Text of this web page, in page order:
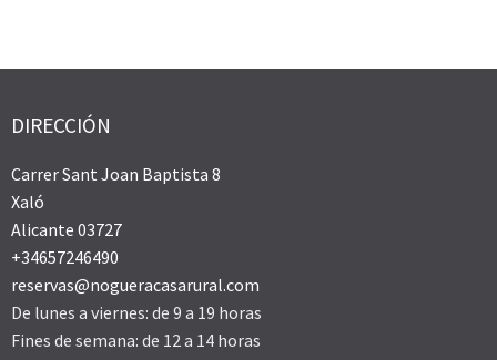
DIRECCIÓN
Carrer Sant Joan Baptista 8
Xaló
Alicante 03727
+34657246490
reservas@nogueracasarural.com
De lunes a viernes: de 9 a 19 horas
Fines de semana: de 12 a 14 horas